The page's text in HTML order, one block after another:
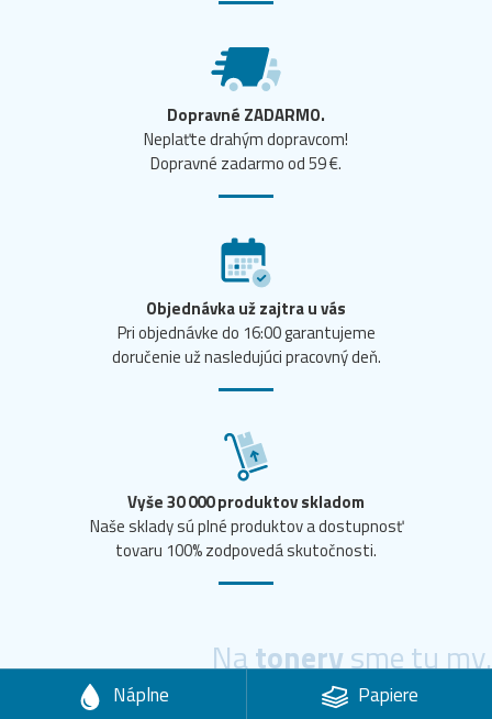
Dopravné ZADARMO.
Neplaťte drahým dopravcom!
Dopravné zadarmo od 59 €.
Objednávka už zajtra u vás
Pri objednávke do 16:00 garantujeme
doručenie už nasledujúci pracovný deň.
Vyše 30 000 produktov skladom
Naše sklady sú plné produktov a dostupnosť
tovaru 100% zodpovedá skutočnosti.
Natonerysme tu my.
Náplne
Papiere